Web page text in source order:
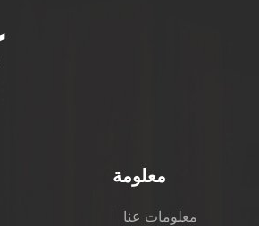
معلومة
معلومات عنا